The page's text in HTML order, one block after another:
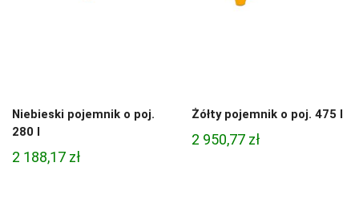
Niebieski pojemnik o poj.
280 l
2 188,17 zł
Żółty pojemnik o poj. 475 l
2 950,77 zł